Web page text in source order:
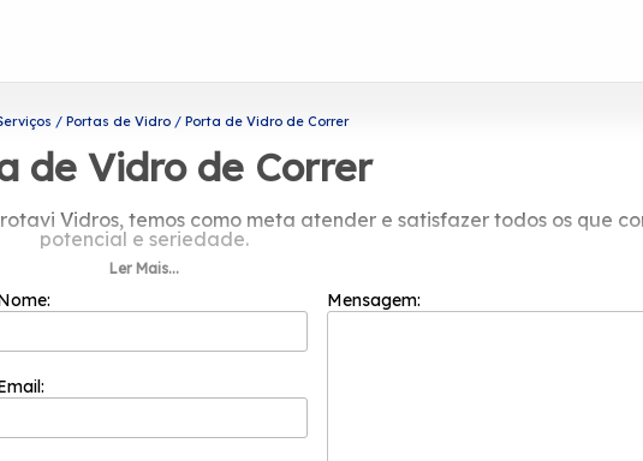
Portas de Vidro Porta de Vidro de Correr
de Vidro de Correr
Vidros, temos como meta atender e satisfazer todos os que
potencial e seriedade.
e mais renomadas empresas desse tão exigente e
Ler Mais...
Mensagem: